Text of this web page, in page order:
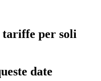
tariffe per soli
date